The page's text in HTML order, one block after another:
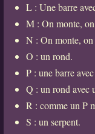
L : Une barre
M : On monte,
N : On monte, on
O : un rond.
P : une barre
Q : un rond avec
R : comme un P
S : un serpent.